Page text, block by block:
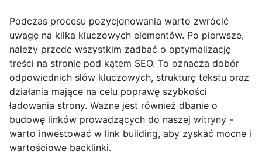
Podczas procesu pozycjonowania warto zwrócić
uwagę na kilka kluczowych elementów. Po pierwsze,
należy przede wszystkim zadbać o optymalizację
treści na stronie pod kątem SEO. To oznacza dobór
odpowiednich słów kluczowych, strukturę tekstu oraz
działania mające na celu poprawę szybkości
ładowania strony. Ważne jest również dbanie o
budowę linków prowadzących do naszej witryny -
warto inwestować w link building, aby zyskać mocne i
wartościowe backlinki.